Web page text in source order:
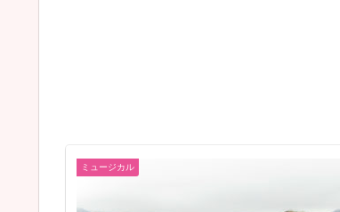
ミュージカル